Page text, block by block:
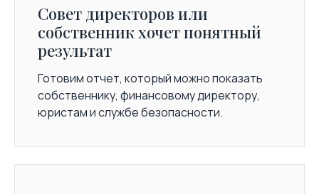
Совет директоров или
собственник хочет понятный
результат
Готовим отчет, который можно показать
собственнику, финансовому директору,
юристам и службе безопасности.